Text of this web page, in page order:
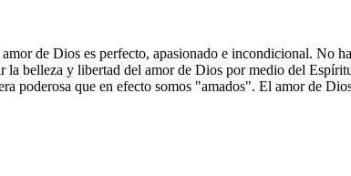
de Dios es perfecto, apasionado e incondicional. No
la belleza y libertad del amor de Dios por medio del
poderosa que en efecto somos "amados". El amor de